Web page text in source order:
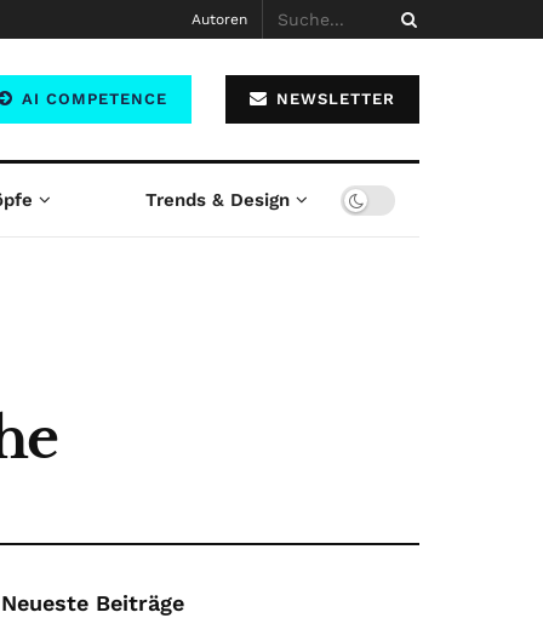
Autoren
AI COMPETENCE NEWSLETTER
Trends & Design
Neueste Beiträge